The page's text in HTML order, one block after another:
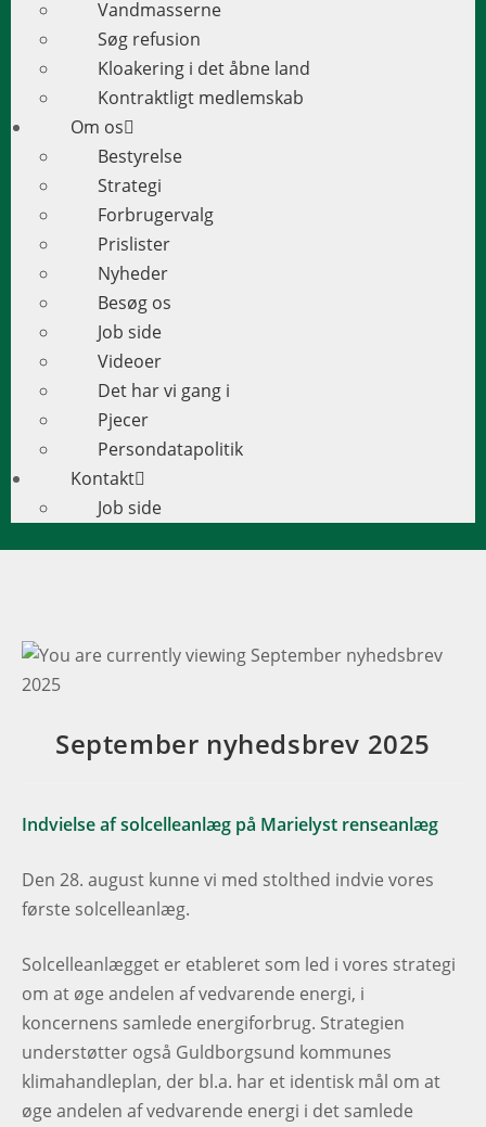
Vandmasserne
Søg refusion
Kloakering i det åbne land
Kontraktligt medlemskab
Om os
Bestyrelse
Strategi
Forbrugervalg
Prislister
Nyheder
Besøg os
Job side
Videoer
Det har vi gang i
Pjecer
Persondatapolitik
Kontakt
Job side
September nyhedsbrev 2025
Indvielse af solcelleanlæg på Marielyst renseanlæg
Den 28. august kunne vi med stolthed indvie vores
første solcelleanlæg.
Solcelleanlægget er etableret som led i vores strategi
om at øge andelen af vedvarende energi, i
koncernens samlede energiforbrug. Strategien
understøtter også Guldborgsund kommunes
klimahandleplan, der bl.a. har et identisk mål om at
øge andelen af vedvarende energi i det samlede